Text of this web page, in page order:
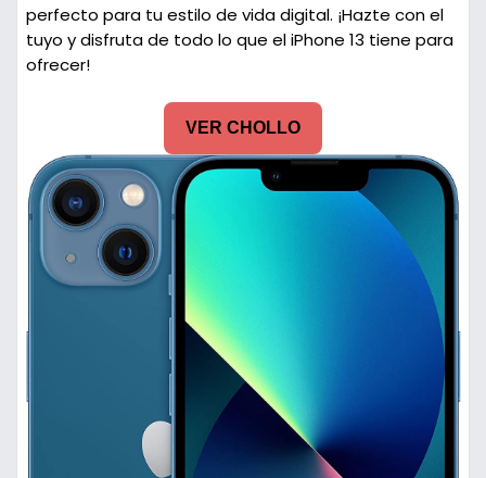
perfecto para tu estilo de vida digital. ¡Hazte con el
tuyo y disfruta de todo lo que el iPhone 13 tiene para
ofrecer!
VER CHOLLO